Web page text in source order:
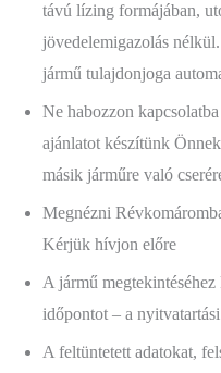
távú lízing formájában,
jövedelemigazolás
jármű tulajdonjoga
Ne habozzon
ajánlatot készítünk
másik járműre való
Megnézni
Kérjük hívjon előre
A jármű
időpontot – a
A feltüntetett adatokat,